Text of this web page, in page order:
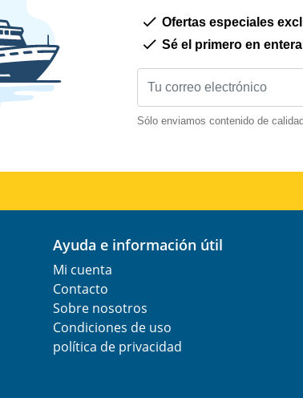
Ofertas especiales
Sé el primero en
Sólo enviamos contenido de
Ayuda e información útil
Mi cuenta
Contacto
Sobre nosotros
Condiciones de uso
política de privacidad